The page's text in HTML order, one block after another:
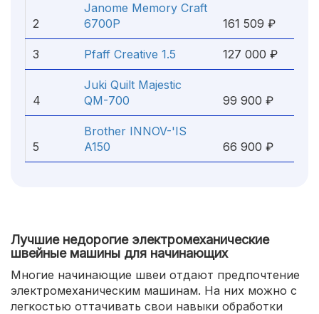
2
Janome Memory Craft
6700P
161 509 ₽
3 Pfaff Creative 1.5 127 000 ₽
4
Juki Quilt Majestic
QM-700
99 900 ₽
5
Brother INNOV-'IS
A150
66 900 ₽
Лучшие недорогие электромеханические
швейные машины для начинающих
Многие начинающие швеи отдают предпочтение
электромеханическим машинам. На них можно с
легкостью оттачивать свои навыки обработки